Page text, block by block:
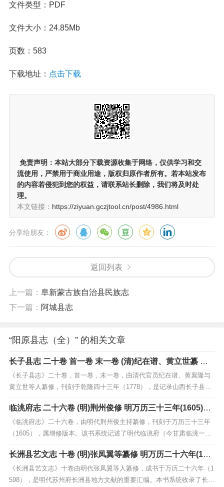
文件类型：PDF
文件大小：24.85Mb
页数：583
下载地址： 点击下载
免责声明： 本站大部分下载资源收集于网络，仅供学习和交
流使用，严禁用于商业用途，版权归原作者所有。若本站发布
的内容若侵犯到您的权益，请联系站长删除，我们将及时处
理。
本文链接： https://ziyuan.gczjtool.cn/post/4986.html
分享给朋友：
返回列表
上一篇： 阜新蒙古族自治县民族志
下一篇： 阿城县志
“阳原县志（全）” 的相关文章
长子县志 二十卷 首一卷 末一卷 (清)纪在谱、黄立世纂 清
乾隆四十三年(1778)刊本
《长子县志》二十卷，首一卷，末一卷，由清代官员纪在谱、黄襄隆与
黄立世等人纂修，刊刻于乾隆四十三年（1778），是记录山西长子县历
史地理、社会风俗的重要地方文献。全书体例严整，内容涵盖沿革、山
川、建置、赋役、职官、人物、艺文等方面，保存了清中期以前该地区
的政治经济、文化教育及民生状况的珍贵史料。作为清...
临洮府志 二十六卷 (明)荆州俊修 明万历三十三年(1605)刊
增修本
《临洮府志》二十六卷，由明代荆州俊主持纂修，刊刻于万历三十三年
（1605），属增修版本。该书系统记述了明代临洮府（今甘肃临洮一
带）的地理沿革、山川形胜、风俗物产、官师政绩及人物列传等，内容
详实，体例严谨。作为明代西北地区重要的方志文献，它不仅是研究当
地历史沿革、社会风貌的珍贵史料，也为后世了解明代边...
长洲县艺文志 十卷 (明)张凤翼等纂修 明万历二十六年(159
8)刊本
《长洲县艺文志》十卷由明代张凤翼等人纂修，成书于万历二十六年（1
598），是明代苏州府长洲县地方文献的重要汇编。本书系统收录了长洲